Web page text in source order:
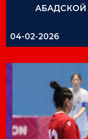
04-02-2026